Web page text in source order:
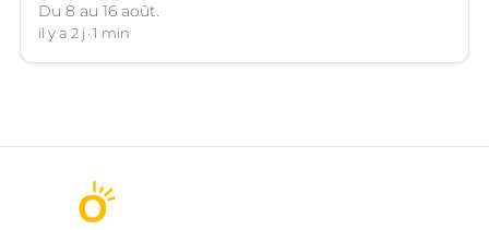
Du 8 au 16 août.
il y a 2 j 1 min